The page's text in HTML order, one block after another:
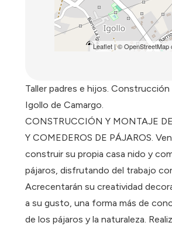
Leaflet| ©OpenStreetMap
Taller padres e hijos.
Igollo de Camargo.
CONSTRUCCIÓN Y MONTAJE
Y COMEDEROS DE PÁJAROS.
construir su propia casa nido y
pájaros, disfrutando del trabajo
Acrecentarán su creatividad
a su gusto, una forma más de
de los pájaros y la naturaleza.